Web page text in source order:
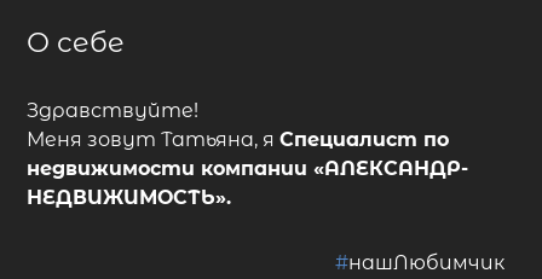
О себе
Здравствуйте!
Меня зовут Татьяна, яСпециалист по
недвижимости компании«АЛЕКСАНДР-
НЕДВИЖИМОСТЬ».
#нашЛюбимчик